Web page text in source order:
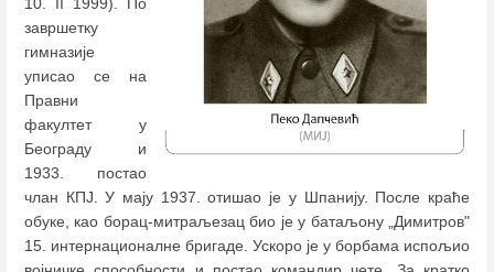
10. II 1999). По
завршетку
гимназије
уписао се на
Правни
факултет у
Београду и
1933. постао
члан КПЈ. У мају 1937. отишао је у Шпанију. После краће
обуке, као борац-митраљезац био је у батаљону „Димитров"
15. интернационалне бригаде. Ускоро је у борбама испољио